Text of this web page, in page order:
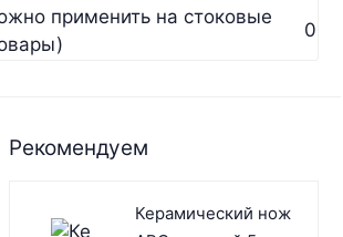
применить на стоковые
0
Рекомендуем
Керамический нож